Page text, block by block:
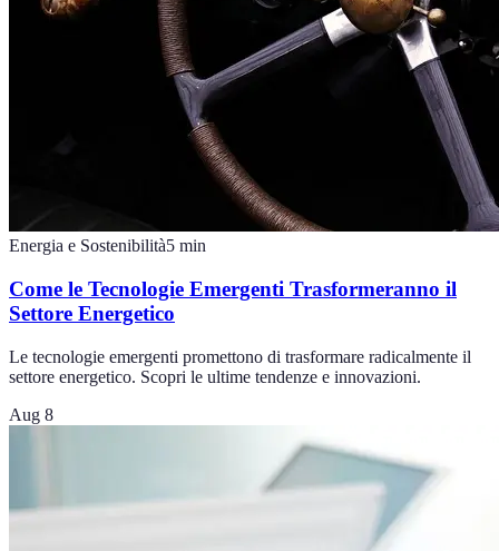
Energia e Sostenibilità5 min
Come le Tecnologie Emergenti Trasformeranno il
Settore Energetico
Le tecnologie emergenti promettono di trasformare radicalmente il
settore energetico. Scopri le ultime tendenze e innovazioni.
Aug 8